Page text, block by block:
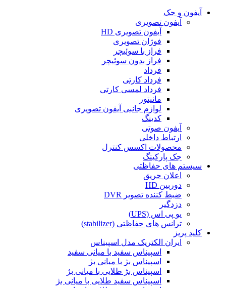
آیفون و جک
آیفون تصویری
آیفون تصویری HD
فوژان تصویری
فراز با سوئیچر
فراز بدون سوئیچر
فرداد
فرداد کارتی
فرداد لمسی کارتی
مانیتور
لوازم جانبی آیفون تصویری
کدینگ
آیفون صوتی
ارتباط داخلی
محصولات اکسس کنترل
جک پارکینگ
سیستم های حفاظتی
اعلان حریق
دوربین HD
ضبط کننده تصویر DVR
دزدگیر
یو پی اس (UPS)
ترانس های حفاظتی (stabilizer)
کلید پریز
ایران الکتریک مدل اسپیناس
اسپیناس سفید با میانی سفید
اسپیناس بژ با میانی بژ
اسپیناس بژ طلایی با میانی بژ
اسپیناس سفید طلایی با میانی بژ